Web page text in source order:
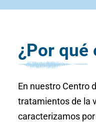
¿Por qué
En nuestro Centro
tratamientos de la
caracterizamos